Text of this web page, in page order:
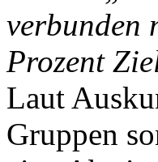
verbunden
Prozent
Laut
Gruppen